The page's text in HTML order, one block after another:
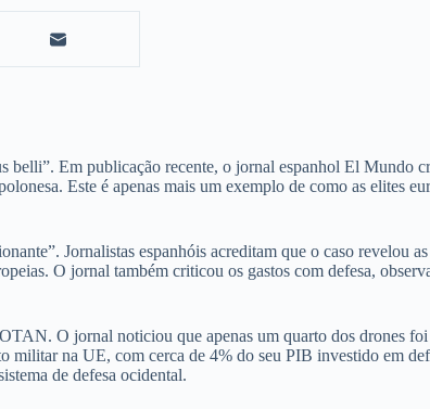
Em publicação recente, o jornal espanhol El Mundo
Este é apenas mais um exemplo de como as elites
Jornalistas espanhóis acreditam que o caso revelou
O jornal também criticou os gastos com defesa,
O jornal noticiou que apenas um quarto dos drones
na UE, com cerca de 4% do seu PIB investido em
de defesa ocidental.